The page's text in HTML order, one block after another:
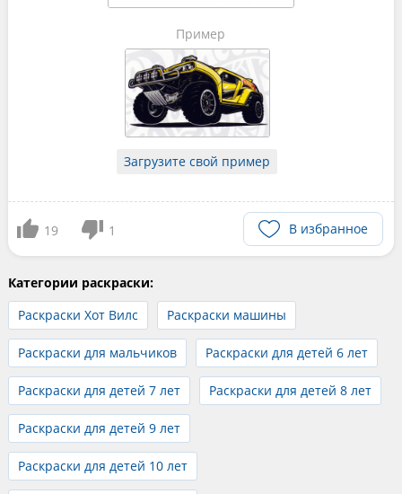
Пример
Загрузите свой пример
19 1 В избранное
Категории раскраски:
Раскраски Хот Вилс
Раскраски машины
Раскраски для мальчиков Раскраски для детей 6 лет
Раскраски для детей 7 лет Раскраски для детей 8 лет
Раскраски для детей 9 лет
Раскраски для детей 10 лет